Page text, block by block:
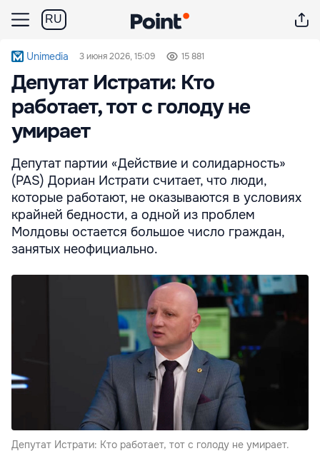
RU
Unimedia 3 июня 2026, 15:09 15 881
Депутат Истрати: Кто
работает, тот с голоду не
умирает
Депутат партии «Действие и солидарность»
(PAS) Дориан Истрати считает, что люди,
которые работают, не оказываются в условиях
крайней бедности, а одной из проблем
Молдовы остается большое число граждан,
занятых неофициально.
Депутат Истрати: Кто работает, тот с голоду не умирает.